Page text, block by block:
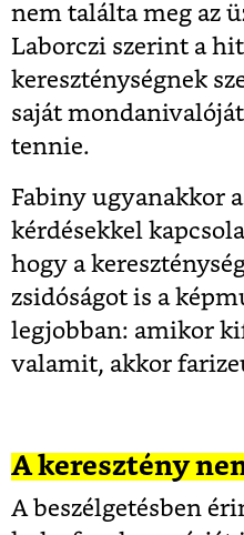
nem találta meg az
Laborczi szerint a
kereszténységnek
saját
tennie.
Fabiny ugyanakkor
kérdésekkel
hogy a
zsidóságot is a
legjobban: amikor
valamit, akkor
A keresztény
A beszélgetésben